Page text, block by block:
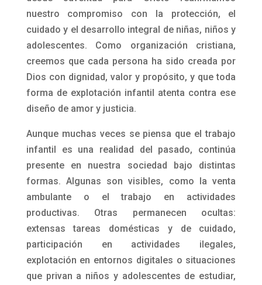
nuestro compromiso con la protección, el
cuidado y el desarrollo integral de niñas, niños y
adolescentes. Como organización cristiana,
creemos que cada persona ha sido creada por
Dios con dignidad, valor y propósito, y que toda
forma de explotación infantil atenta contra ese
diseño de amor y justicia.
Aunque muchas veces se piensa que el trabajo
infantil es una realidad del pasado, continúa
presente en nuestra sociedad bajo distintas
formas. Algunas son visibles, como la venta
ambulante o el trabajo en actividades
productivas. Otras permanecen ocultas:
extensas tareas domésticas y de cuidado,
participación en actividades ilegales,
explotación en entornos digitales o situaciones
que privan a niños y adolescentes de estudiar,